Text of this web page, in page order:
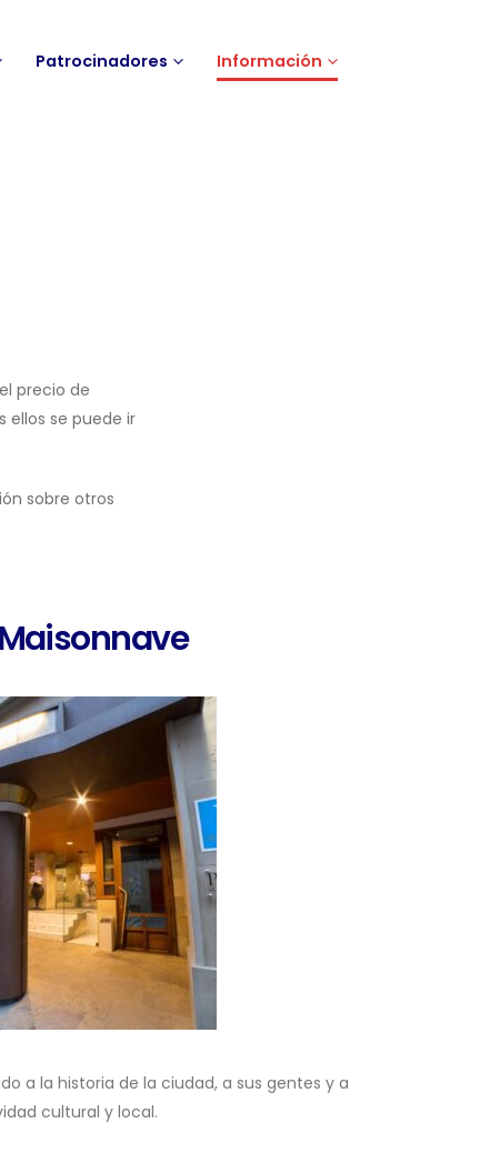
Patrocinadores Información
precio de
ellos se puede ir
sobre otros
a la historia de la ciudad, a sus gentes y a
cultural y local.